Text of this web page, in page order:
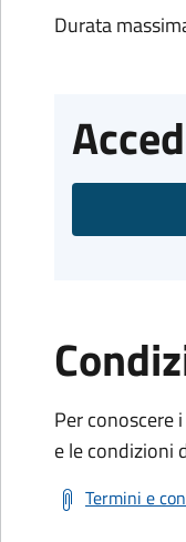
Durata
Per conoscere
e le condizioni
Termini e